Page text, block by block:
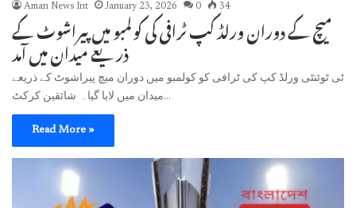
Aman News Int January 23, 2026 0 34
میچ کے دوران ورلڈ کپ ٹرافی کی کولمبو میں پیراشوٹ کے
ذریعے میدان میں آمد
ٹی ٹوئنٹی ورلڈ کپ کی ٹرافی کو کولمبو میں دوران میچ پیراشوٹ کے ذریعے
میدان میں لایا گیا۔ شائقین کرکٹ…
Read More »